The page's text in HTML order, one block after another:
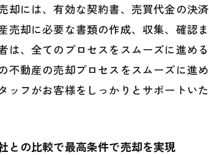
却には、有効な契約書、売買代金の決
売却に必要な書類の作成、収集、確認
は、全てのプロセスをスムーズに進め
不動産の売却プロセスをスムーズに進
ッフがお客様をしっかりとサポートいた
との比較で最高条件で売却を実現